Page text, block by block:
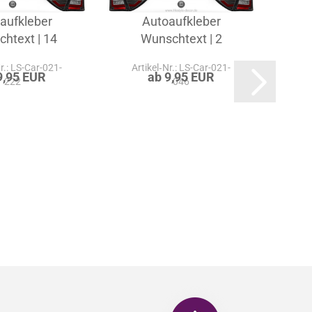
| 14
LS-Car-021-
222EUR
Autoaufkleber
Wunschtext | 2
Artikel‑Nr.: LS-Car-021-
046
ab 9,95 EUR